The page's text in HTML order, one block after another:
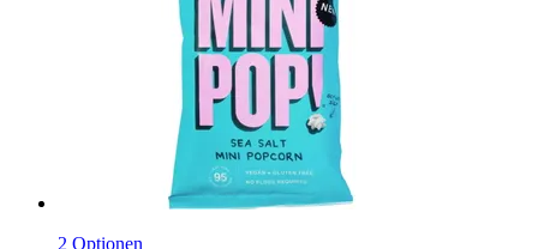
2 Optionen